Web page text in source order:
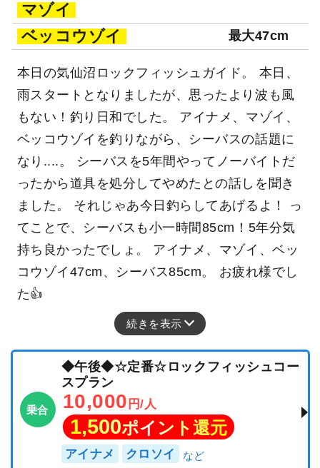
マゾイ
ベッコウゾイ
最大47cm
本日の気仙沼ロックフィッシュガイド。 本日、
雨スタートとなりましたが、思ったより波も風
もない！釣り日和でした。 アイナメ、マゾイ、
ベッコウゾイを釣りながら、シーバスの話題に
なり....。 シーバスを5年間やってノーバイトだ
ったから道具を処分してやめたとの話しを聞き
ました。 それじゃあ今日釣らしてあげるよ！ っ
てことで、シーバスも小一時間85cm！5年分気
持ち良かったでしょ。 アイナメ、マゾイ、ベッ
コウゾイ47cm、シーバス85cm。 お疲れ様でし
た👍
続きを表示
乗合
◆午後◆☆定番☆ロックフィッシュコー
スプラン
10,000 円/人
1,500ポイント還元
アイナメ クロソイ